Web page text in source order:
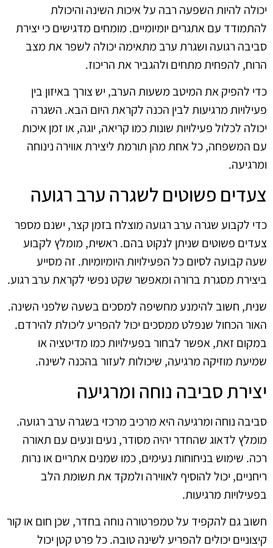
יכולה להיות השפעה רבה על איכות השינה והיכולת
להתמודד עם אתגרים יומיומיים. מומחים מדגישים כי יצירת
סביבה רגועה ושגרת ערב מתאימה יכולה לשפר את מצב
הרוח, להפחית מתחים ולהגביר את הריכוז.
כדי להפיק את המיטב משעות הערב, יש צורך באיזון בין
פעילויות מרגיעות לבין הכנה לקראת היום הבא. השגרה
יכולה לכלול פעילויות שונות כמו קריאה, יוגה, או זמן איכות
עם המשפחה, כל אחת מהן תורמת ליצירת אווירה נינוחה
ומרגיעה.
צעדים פשוטים לשגרה ערב רגועה
כדי לקבוע שגרה ערב רגועה מוצלח בזמן קצר, ישנם מספר
צעדים פשוטים שניתן לנקוט בהם. ראשית, מומלץ לקבוע
שעה קבועה לסיום כל הפעילויות היומיומיות. זה מסייע
ביצירת מסגרת ברורה ומאפשר שקט נפשי לקראת ערב רגוע.
שנית, חשוב להימנע מחשיפה למסכים בשעה שלפני השינה.
האור הכחול שנפלט ממסכים יכול להפריע ליכולת להירדם.
במקום זאת, אפשר לבחור בפעילויות כמו מדיטציה או
שמיעת מוזיקה מרגיעה, שיכולות לעזור בהכנה לשינה.
יצירת סביבה נוחה ומרגיעה
סביבה נוחה ומרגיעה היא מרכיב מרכזי בשגרה ערב רגועה.
מומלץ לדאוג שהחדר יהיה מסודר, נעים ונעים עם תאורה
רכה. שימוש בניחוחות נעימים, כמו שמנים אתריים או נרות
ריחניים, יכול להוסיף לאווירה ולמקד את תשומת הלב
בפעילויות מרגיעות.
חשוב גם להקפיד על טמפרטורה נוחה בחדר, שכן חום או קור
קיצוניים יכולים להפריע לשינה טובה. כל פרט קטן יכול